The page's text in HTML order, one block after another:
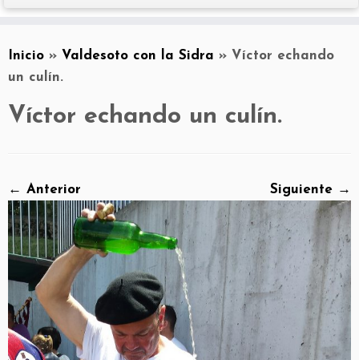
Inicio » Valdesoto con la Sidra » Víctor echando
un culín.
Víctor echando un culín.
← Anterior Siguiente →